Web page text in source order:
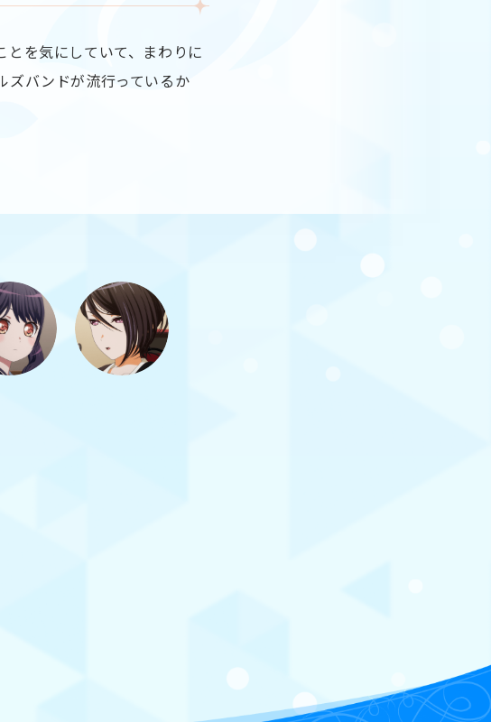
を気にしていて、まわりに
ズバンドが流行っているか